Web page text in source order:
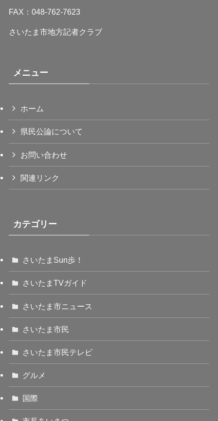
FAX：048-762-7623
さいたま市地方記者クラブ
メニュー
ホーム
県民公論について
お問い合わせ
関連リンク
カテゴリー
さいたまSun歩！
さいたまTVガイド
さいたま市ニュース
さいたま市民
さいたま市民テレビ
グルメ
国際